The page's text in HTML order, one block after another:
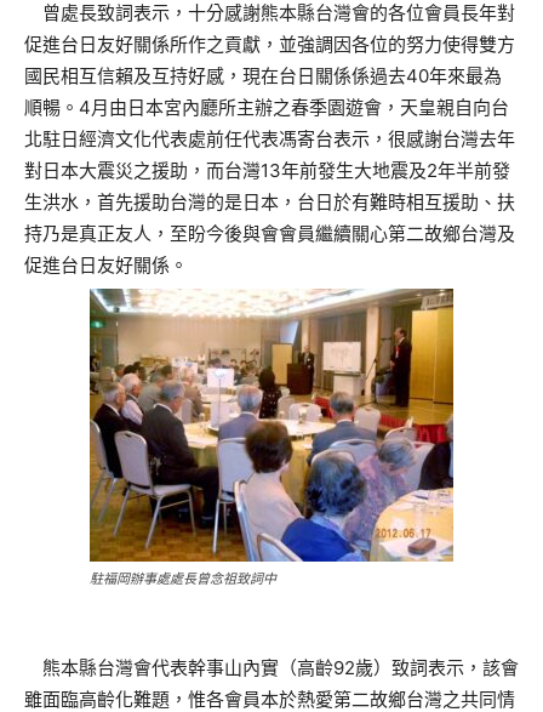
曾處長致詞表示，十分感謝熊本縣台灣會的各位會員長年對
促進台日友好關係所作之貢獻，並強調因各位的努力使得雙方
國民相互信賴及互持好感，現在台日關係係過去40年來最為
順暢。4月由日本宮內廳所主辦之春季園遊會，天皇親自向台
北駐日經濟文化代表處前任代表馮寄台表示，很感謝台灣去年
對日本大震災之援助，而台灣13年前發生大地震及2年半前發
生洪水，首先援助台灣的是日本，台日於有難時相互援助、扶
持乃是真正友人，至盼今後與會會員繼續關心第二故鄉台灣及
促進台日友好關係。
駐福岡辦事處處長曾念祖致詞中
熊本縣台灣會代表幹事山內實（高齡92歲）致詞表示，該會
雖面臨高齡化難題，惟各會員本於熱愛第二故鄉台灣之共同情